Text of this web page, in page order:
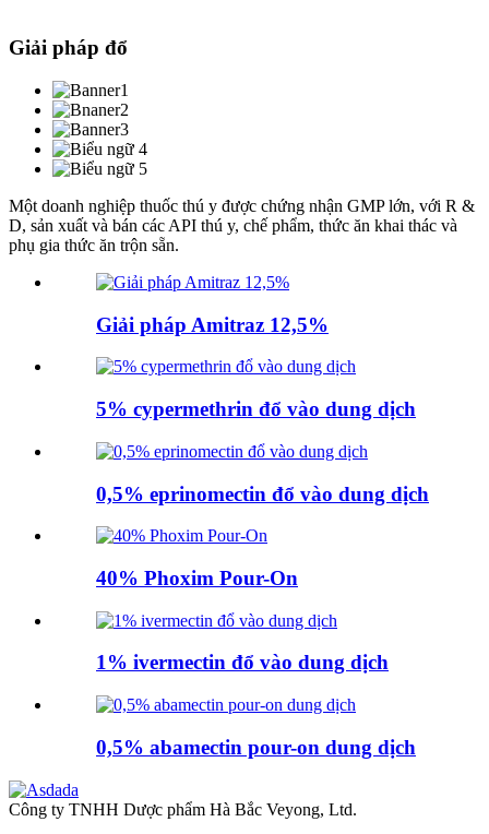
Giải pháp đổ
Một doanh nghiệp thuốc thú y được chứng nhận GMP lớn, với R &
D, sản xuất và bán các API thú y, chế phẩm, thức ăn khai thác và
phụ gia thức ăn trộn sẵn.
Giải pháp Amitraz 12,5%
5% cypermethrin đổ vào dung dịch
0,5% eprinomectin đổ vào dung dịch
40% Phoxim Pour-On
1% ivermectin đổ vào dung dịch
0,5% abamectin pour-on dung dịch
Công ty TNHH Dược phẩm Hà Bắc Veyong, Ltd.